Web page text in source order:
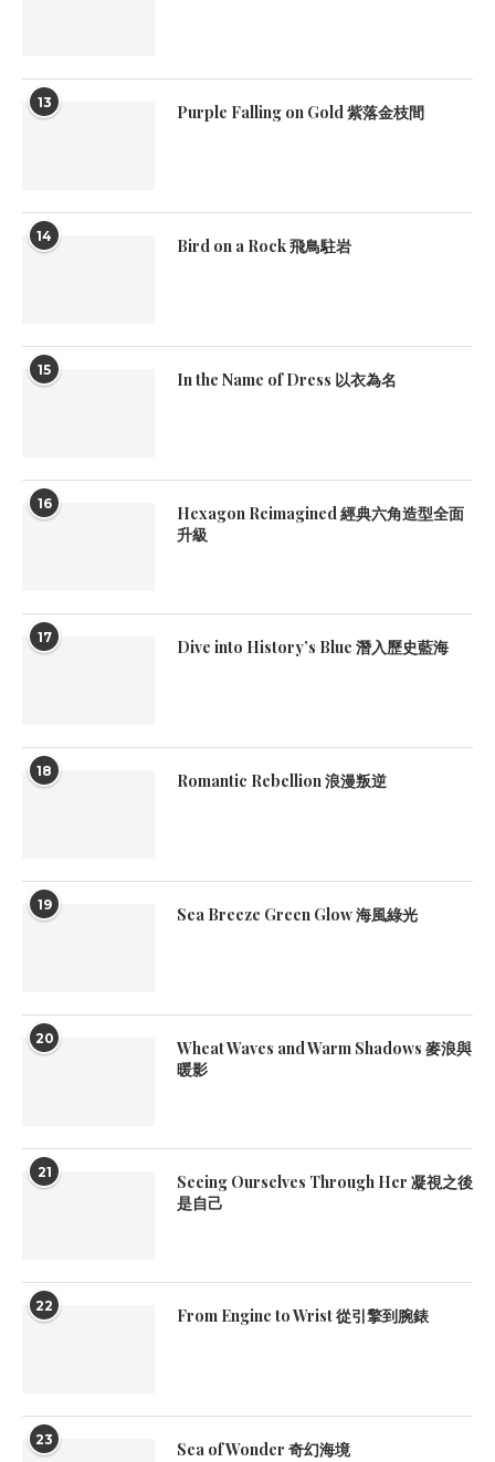
13 Purple Falling on Gold 紫落金枝間
14 Bird on a Rock 飛鳥駐岩
15 In the Name of Dress 以衣為名
16
Hexagon Reimagined 經典六角造型全面
升級
17 Dive into History’s Blue 潛入歷史藍海
18 Romantic Rebellion 浪漫叛逆
19 Sea Breeze Green Glow 海風綠光
20
Wheat Waves and Warm Shadows 麥浪與
暖影
21
Seeing Ourselves Through Her 凝視之後
是自己
22 From Engine to Wrist 從引擎到腕錶
23 Sea of Wonder 奇幻海境